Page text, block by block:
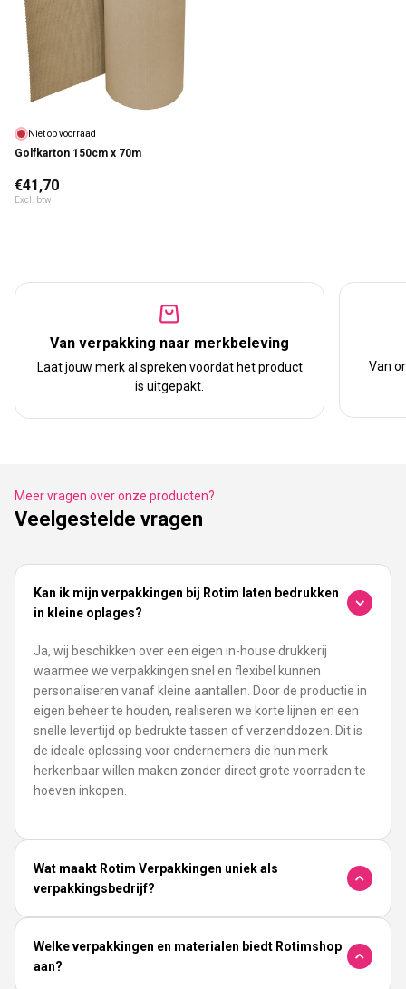
Niet op voorraad
Golfkarton 150cm x 70m
Normale prijs
€41,70
Excl. btw
Van verpakking naar merkbeleving
Laat jouw merk al spreken voordat het product
is uitgepakt.
Van
Meer vragen over onze producten?
Veelgestelde vragen
Kan ik mijn verpakkingen bij Rotim laten bedrukken
in kleine oplages?
Ja, wij beschikken over een eigen in-house drukkerij
waarmee we verpakkingen snel en flexibel kunnen
personaliseren vanaf kleine aantallen. Door de productie in
eigen beheer te houden, realiseren we korte lijnen en een
snelle levertijd op bedrukte tassen of verzenddozen. Dit is
de ideale oplossing voor ondernemers die hun merk
herkenbaar willen maken zonder direct grote voorraden te
hoeven inkopen.
Wat maakt Rotim Verpakkingen uniek als
verpakkingsbedrijf?
Welke verpakkingen en materialen biedt Rotimshop
aan?